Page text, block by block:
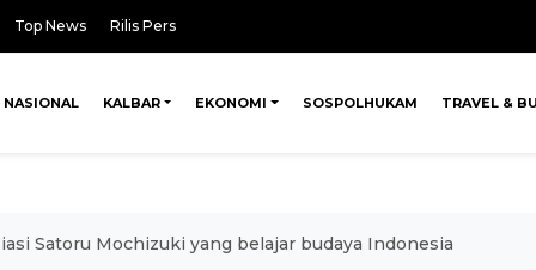
Top News Rilis Pers
NASIONAL KALBAR EKONOMI SOSPOLHUKAM TRAVEL &
Satoru Mochizuki yang belajar budaya Indonesia